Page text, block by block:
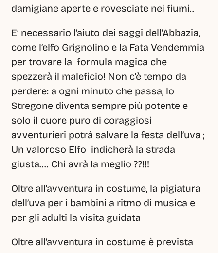
damigiane aperte e rovesciate nei fiumi..
E’ necessario l’aiuto dei saggi dell’Abbazia,
come l’elfo Grignolino e la Fata Vendemmia
per trovare la  formula magica che
spezzerà il maleficio! Non c’è tempo da
perdere: a ogni minuto che passa, lo
Stregone diventa sempre più potente e
solo il cuore puro di coraggiosi
avventurieri potrà salvare la festa dell’uva ;
Un valoroso Elfo  indicherà la strada
giusta…. Chi avrà la meglio ??!!!
Oltre all’avventura in costume, la pigiatura
dell’uva per i bambini a ritmo di musica e
per gli adulti la visita guidata
Oltre all’avventura in costume è prevista